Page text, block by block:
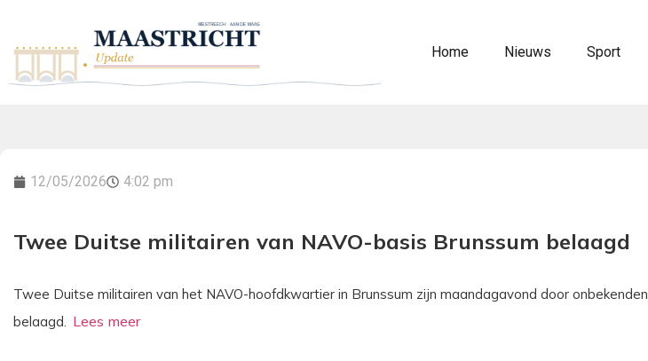
Home Nieuws Sport
12/05/2026 4:02 pm
Twee Duitse militairen van NAVO-basis Brunssum belaagd
Twee Duitse militairen van het NAVO-hoofdkwartier in Brunssum zijn maandagavond door onbekenden
belaagd.